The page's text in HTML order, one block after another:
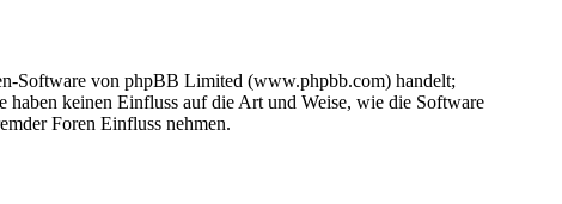
Software von phpBB Limited (www.phpbb.com) handelt;
keinen Einfluss auf die Art und Weise, wie die Software
Foren Einfluss nehmen.